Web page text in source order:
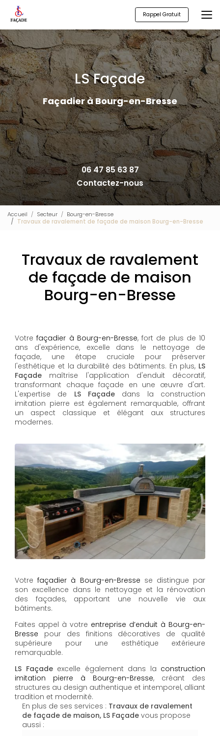
contenu
principal
Rappel Gratuit
LS Façade
Façadier à Bourg-en-Bresse
06 47 85 63 87
Contactez-nous
Accueil Secteur
Bourg-en-Bresse
Travaux de ravalement de façade de maison Bourg-en-Bresse
Travaux de ravalement
de façade de maison
Bourg-en-Bresse
Votrefaçadier à Bourg-en-Bresse, fort de plus de 10
ans d'expérience, excelle dans le nettoyage de
façade, une étape cruciale pour préserver
l'esthétique et la durabilité des bâtiments. En plus, LS
Façade maîtrise l'application d'enduit décoratif,
transformant chaque façade en une œuvre d'art.
L'expertise de LS Façade dans la construction
imitation pierre est également remarquable, offrant
un aspect classique et élégant aux structures
modernes.
Votrefaçadier à Bourg-en-Bresse se distingue par
son excellence dans le nettoyage et la rénovation
des façades, apportant une nouvelle vie aux
bâtiments.
Faites appel à votre entreprise d’enduit à Bourg-en-
Bresse pour des finitions décoratives de qualité
supérieure pour une esthétique extérieure
remarquable.
LS Façadeexcelle également dans la construction
imitation pierre à Bourg-en-Bresse, créant des
structures au design authentique et intemporel, alliant
tradition et modernité.
En plus de ses services : Travaux de ravalement
de façade de maison, LS Façade vous propose
aussi :